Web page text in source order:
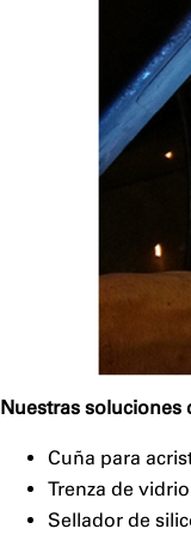
Nuestras soluciones
Cuña para
Trenza de
Sellador de